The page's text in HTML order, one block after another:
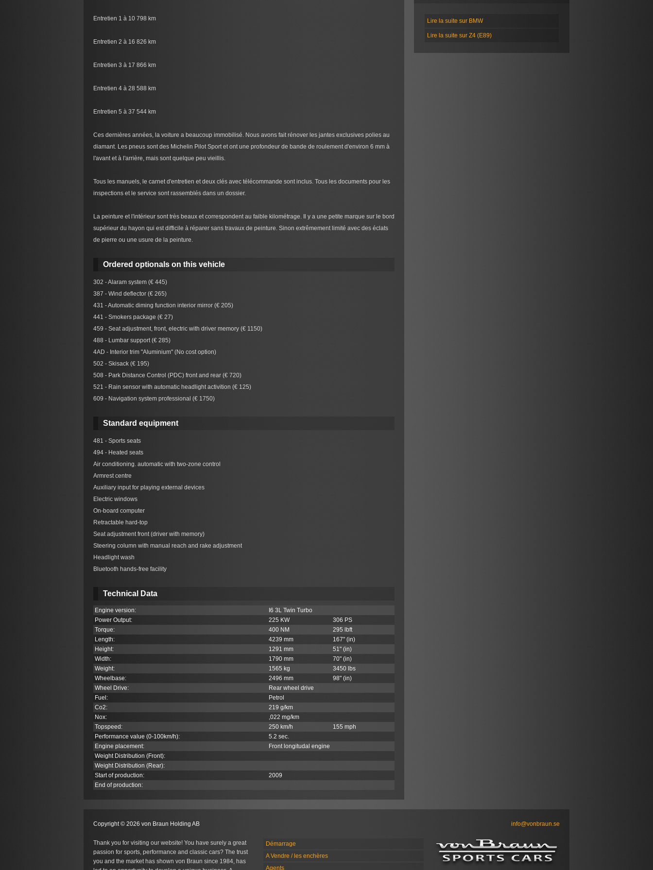
Entretien 1 à 10 798 km
Entretien 2 à 16 826 km
Entretien 3 à 17 866 km
Entretien 4 à 28 588 km
Entretien 5 à 37 544 km
Ces dernières années, la voiture a beaucoup immobilisé. Nous avons fait rénover les jantes exclusives polies au
diamant. Les pneus sont des Michelin Pilot Sport et ont une profondeur de bande de roulement d'environ 6 mm à
l'avant et à l'arrière, mais sont quelque peu vieillis.
Tous les manuels, le carnet d'entretien et deux clés avec télécommande sont inclus. Tous les documents pour les
inspections et le service sont rassemblés dans un dossier.
La peinture et l'intérieur sont très beaux et correspondent au faible kilométrage. Il y a une petite marque sur le bord
supérieur du hayon qui est difficile à réparer sans travaux de peinture. Sinon extrêmement limité avec des éclats
de pierre ou une usure de la peinture.
Ordered optionals on this vehicle
302 - Alaram system (€ 445)
387 - Wind deflector (€ 265)
431 - Automatic diming function interior mirror (€ 205)
441 - Smokers package (€ 27)
459 - Seat adjustment, front, electric with driver memory (€ 1150)
488 - Lumbar support (€ 285)
4AD - Interior trim "Aluminium" (No cost option)
502 - Skisack (€ 195)
508 - Park Distance Control (PDC) front and rear (€ 720)
521 - Rain sensor with automatic headlight activition (€ 125)
609 - Navigation system professional (€ 1750)
Standard equipment
481 - Sports seats
494 - Heated seats
Air conditioning. automatic with two-zone control
Armrest centre
Auxiliary input for playing external devices
Electric windows
On-board computer
Retractable hard-top
Seat adjustment front (driver with memory)
Steering column with manual reach and rake adjustment
Headlight wash
Bluetooth hands-free facility
Technical Data
Engine version:
I6 3L Twin Turbo
Power Output:
225 KW
306 PS
Torque:
400 NM
295 lbft
Length:
4239 mm
167" (in)
Height:
1291 mm
51" (in)
Width:
1790 mm
70" (in)
Weight:
1565 kg
3450 lbs
Wheelbase:
2496 mm
98" (in)
Wheel Drive:
Rear wheel drive
Fuel:
Petrol
Co2:
219 g/km
Nox:
,022 mg/km
Topspeed:
250 km/h
155 mph
Performance value (0-100km/h):
5.2 sec.
Engine placement:
Front longitudal engine
Weight Distribution (Front):
Weight Distribution (Rear):
Start of production:
2009
End of production:
Lire la suite sur BMW
Lire la suite sur Z4 (E89)
Copyright © 2026 von Braun Holding AB info@vonbraun.se
Thank you for visiting our website! You have surely a great
passion for sports, performance and classic cars? The trust
you and the market has shown von Braun since 1984, has
Démarrage
A Vendre / les enchères
Agents